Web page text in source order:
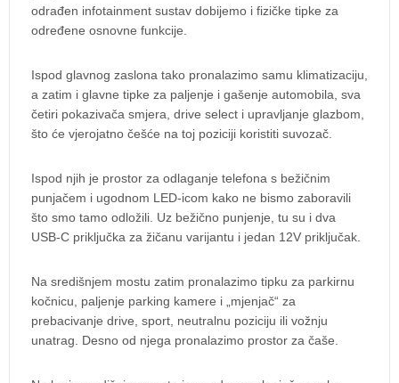
odrađen infotainment sustav dobijemo i fizičke tipke za
određene osnovne funkcije.
Ispod glavnog zaslona tako pronalazimo samu klimatizaciju,
a zatim i glavne tipke za paljenje i gašenje automobila, sva
četiri pokazivača smjera, drive select i upravljanje glazbom,
što će vjerojatno češće na toj poziciji koristiti suvozač.
Ispod njih je prostor za odlaganje telefona s bežičnim
punjačem i ugodnom LED-icom kako ne bismo zaboravili
što smo tamo odložili. Uz bežično punjenje, tu su i dva
USB-C priključka za žičanu varijantu i jedan 12V priključak.
Na središnjem mostu zatim pronalazimo tipku za parkirnu
kočnicu, paljenje parking kamere i „mjenjač“ za
prebacivanje drive, sport, neutralnu poziciju ili vožnju
unatrag. Desno od njega pronalazimo prostor za čaše.